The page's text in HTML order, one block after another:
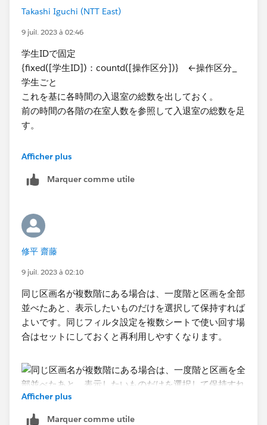
このように、リレーションによってひとつの入退室レコ
ードに対して複数の在室時間帯のデータを持てるように
よいです。
入退室がセットになっていないデータも冒頭の図のよう
にデータ内にレコードを残すようにしておけば、「入室
いう条件で抽出することができます。
サンプルワークブックを添付しているので、フィルタや
て、挙動がイメージに沿うようになれば本番データで試
してみるといいかなと思います。
Takashi Iguchi (NTT East)
9 juil. 2023 à 02:46
学生IDで固定
{fixed([学生ID])：countd([操作区分])} ←操作区分_
学生ごと
これを基に各時間の入退室の総数を出しておく。
前の時間の各階の在室人数を参照して入退室の総数を足
す。
列は時刻（１時間ごとのbinにしておく）
マーク：階数、区画
みたいな感じでしょうか。
Afficher plus
Marquer comme utile
修平 齋藤
9 juil. 2023 à 02:10
同じ区画名が複数階にある場合は、一度階と区画を全部
並べたあと、表示したいものだけを選択して保持すれば
よいです。同じフィルタ設定を複数シートで使い回す場
合はセットにしておくと再利用しやすくなります。
Afficher plus
Marquer comme utile